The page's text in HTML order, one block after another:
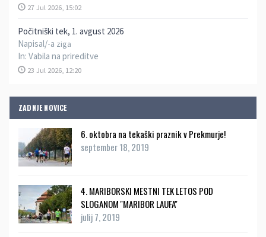
27 Jul 2026, 15:02
Počitniški tek, 1. avgust 2026
Napisal/-a ziga
In: Vabila na prireditve
23 Jul 2026, 12:20
ZADNJE NOVICE
6. oktobra na tekaški praznik v Prekmurje!
september 18, 2019
4. MARIBORSKI MESTNI TEK LETOS POD
SLOGANOM ''MARIBOR LAUFA''
julij 7, 2019